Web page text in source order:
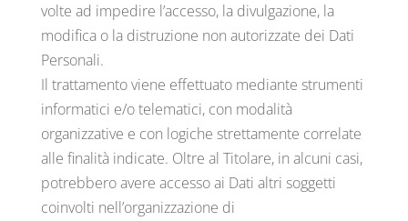
volte ad impedire l’accesso, la divulgazione, la
modifica o la distruzione non autorizzate dei Dati
Personali.
Il trattamento viene effettuato mediante strumenti
informatici e/o telematici, con modalità
organizzative e con logiche strettamente correlate
alle finalità indicate. Oltre al Titolare, in alcuni casi,
potrebbero avere accesso ai Dati altri soggetti
coinvolti nell’organizzazione di